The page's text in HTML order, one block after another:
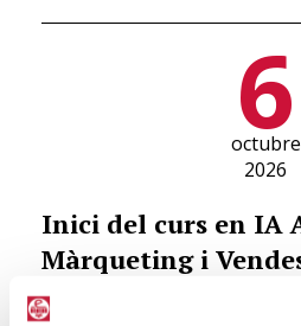
6
octubre
2026
Inici del curs en IA
Màrqueting i
Presencial